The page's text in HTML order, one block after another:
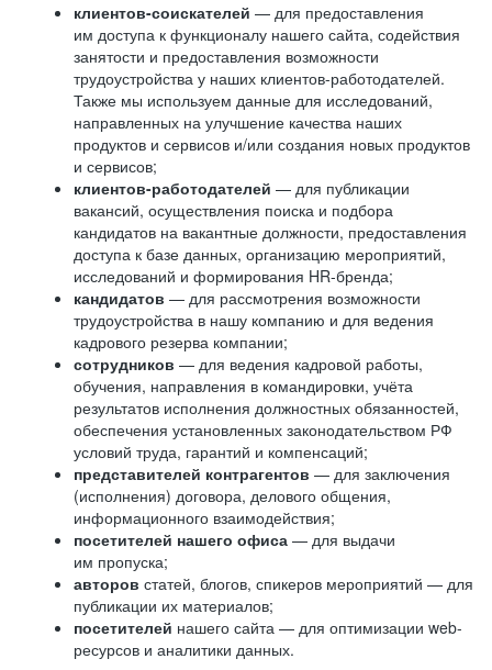
клиентов-соискателей — для предоставления
им доступа к функционалу нашего сайта, содействия
занятости и предоставления возможности
трудоустройства у наших клиентов-работодателей.
Также мы используем данные для исследований,
направленных на улучшение качества наших
продуктов и сервисов и/или создания новых продуктов
и сервисов;
клиентов-работодателей — для публикации
вакансий, осуществления поиска и подбора
кандидатов на вакантные должности, предоставления
доступа к базе данных, организацию мероприятий,
исследований и формирования HR-бренда;
кандидатов — для рассмотрения возможности
трудоустройства в нашу компанию и для ведения
кадрового резерва компании;
сотрудников — для ведения кадровой работы,
обучения, направления в командировки, учёта
результатов исполнения должностных обязанностей,
обеспечения установленных законодательством РФ
условий труда, гарантий и компенсаций;
представителей контрагентов — для заключения
(исполнения) договора, делового общения,
информационного взаимодействия;
посетителей нашего офиса — для выдачи
им пропуска;
авторов статей, блогов, спикеров мероприятий — для
публикации их материалов;
посетителей нашего сайта — для оптимизации web-
ресурсов и аналитики данных.